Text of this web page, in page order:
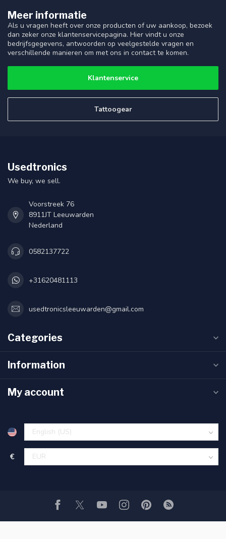
Meer informatie
Als u vragen heeft over onze producten of uw aankoop, bezoek
dan zeker onze klantenservicepagina. Hier vindt u onze
bedrijfsgegevens, antwoorden op veelgestelde vragen en
verschillende manieren om met ons in contact te komen.
Klantenservice
Tattoogear
Usedtronics
We buy, we sell.
Voorstreek 76
8911JT Leeuwarden
Nederland
0582137722
+31620481113
usedtronicsleeuwarden@gmail.com
Categories
Information
My account
€